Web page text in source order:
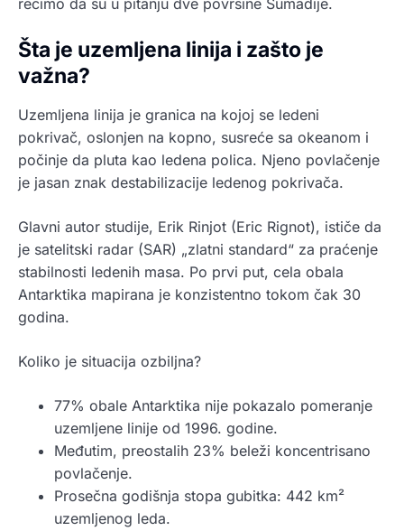
recimo da su u pitanju dve površine Šumadije.
Šta je uzemljena linija i zašto je
važna?
Uzemljena linija je granica na kojoj se ledeni
pokrivač, oslonjen na kopno, susreće sa okeanom i
počinje da pluta kao ledena polica. Njeno povlačenje
je jasan znak destabilizacije ledenog pokrivača.
Glavni autor studije, Erik Rinjot (Eric Rignot), ističe da
je satelitski radar (SAR) „zlatni standard“ za praćenje
stabilnosti ledenih masa. Po prvi put, cela obala
Antarktika mapirana je konzistentno tokom čak 30
godina.
Koliko je situacija ozbiljna?
77% obale Antarktika nije pokazalo pomeranje
uzemljene linije od 1996. godine.
Međutim, preostalih 23% beleži koncentrisano
povlačenje.
Prosečna godišnja stopa gubitka: 442 km²
uzemljenog leda.